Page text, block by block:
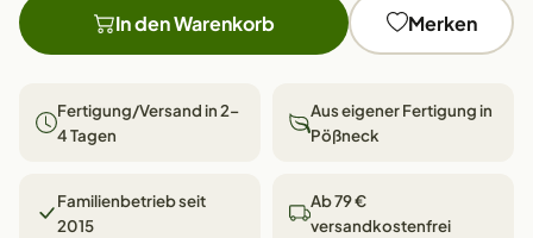
In den Warenkorb Merken
Fertigung/Versand in 2–
4 Tagen
Aus eigener Fertigung in
Pößneck
Familienbetrieb seit
2015
Ab 79 €
versandkostenfrei